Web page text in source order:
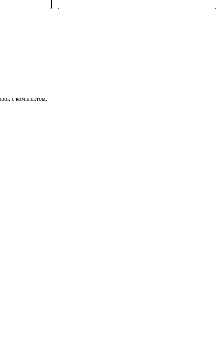
с комплектом.